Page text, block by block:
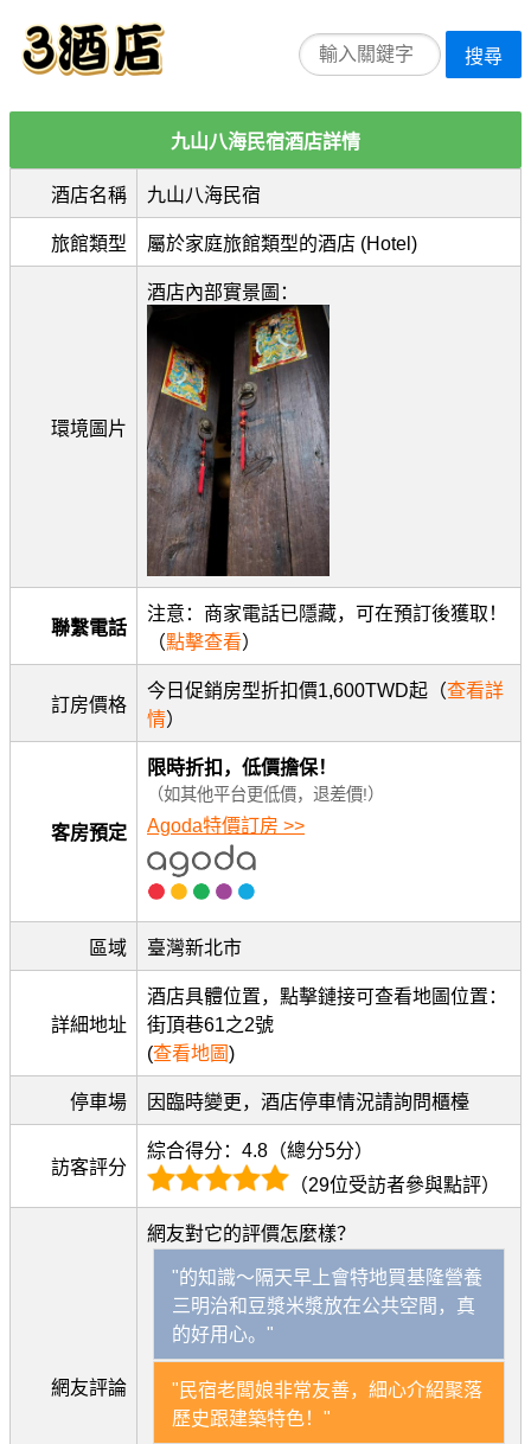
搜尋
九山八海民宿酒店詳情
酒店名稱 九山八海民宿
旅館類型 屬於家庭旅館類型的酒店 (Hotel)
環境圖片
酒店內部實景圖：
聯繫電話
注意：商家電話已隱藏，可在預訂後獲取！
（點擊查看）
訂房價格
今日促銷房型折扣價1,600TWD起（查看詳
情）
客房預定
限時折扣，低價擔保！
（如其他平台更低價，退差價!）
Agoda特價訂房 >>
區域 臺灣新北市
詳細地址
酒店具體位置，點擊鏈接可查看地圖位置：
街頂巷61之2號
(查看地圖)
停車場 因臨時變更，酒店停車情況請詢問櫃檯
訪客評分
綜合得分：4.8（總分5分）
（29位受訪者參與點評）
網友評論
網友對它的評價怎麼樣？
"的知識～隔天早上會特地買基隆營養
三明治和豆漿米漿放在公共空間，真
的好用心。"
"民宿老闆娘非常友善，細心介紹聚落
歷史跟建築特色！"